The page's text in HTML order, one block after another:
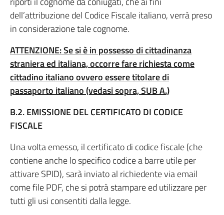
dell’attribuzione del Codice Fiscale italiano, verrà preso
in considerazione tale cognome.
ATTENZIONE: Se si è in possesso di cittadinanza
straniera ed italiana, occorre fare richiesta come
cittadino italiano ovvero essere titolare di
passaporto italiano (vedasi sopra, SUB A.)
B.2. EMISSIONE DEL CERTIFICATO DI CODICE
FISCALE
Una volta emesso, il certificato di codice fiscale (che
contiene anche lo specifico codice a barre utile per
attivare SPID), sarà inviato al richiedente via email
come file PDF, che si potrà stampare ed utilizzare per
tutti gli usi consentiti dalla legge.